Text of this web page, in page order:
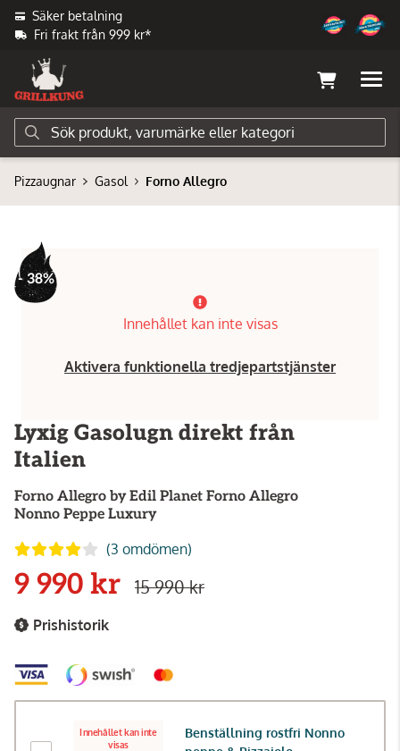
Säker betalning
Fri frakt från 999 kr*
Pizzaugnar Gasol Forno Allegro
- 38%
Innehållet kan inte visas
Aktivera funktionella tredjepartstjänster
Lyxig Gasolugn direkt från
Italien
Forno Allegro by Edil Planet Forno Allegro
Nonno Peppe Luxury
(3 omdömen)
9 990 kr 15 990 kr
Prishistorik
Innehållet kan inte
visas
Benställning rostfri Nonno